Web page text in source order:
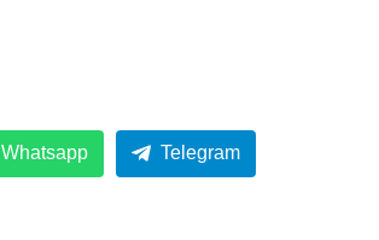
Whatsapp Telegram